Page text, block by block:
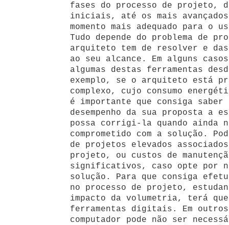
fases do processo de projeto,
iniciais, até os mais
momento mais adequado para o
Tudo depende do problema de
arquiteto tem de resolver e das
ao seu alcance. Em alguns
algumas destas ferramentas
exemplo, se o arquiteto está
complexo, cujo consumo
é importante que consiga
desempenho da sua proposta a
possa corrigi-la quando ainda
comprometido com a solução.
de projetos elevados
projeto, ou custos de
significativos, caso opte por
solução. Para que consiga
no processo de projeto,
impacto da volumetria, terá
ferramentas digitais. Em
computador pode não ser